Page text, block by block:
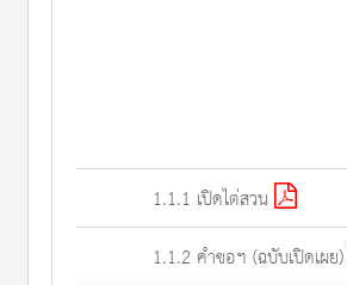
1.1.1 เปิดไต่สวน
1.1.2 คำขอฯ (ฉบับเปิดเผย)